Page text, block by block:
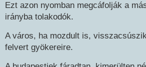
Ezt azon nyomban megcáfolják a
irányba tolakodók.
A város, ha mozdult is,
felvert gyökereire.